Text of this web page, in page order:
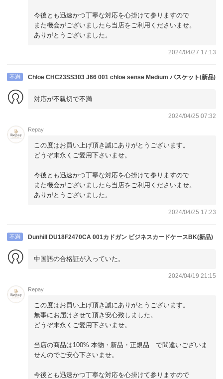
今後とも迅速かつ丁寧な対応を心掛けて参りますので
また機会がございましたら当店をご利用くださいませ。
ありがとうございました。
2024/04/27 17:13
不満 Chloe CHC23SS303 J66 001 chloe sense Medium バスケット(新品)
対応が不親切で不満
2024/04/25 07:32
Repay
この度はお買い上げ頂き誠にありがとうございます。
どうぞ末永くご愛用下さいませ。
今後とも迅速かつ丁寧な対応を心掛けて参りますので
また機会がございましたら当店をご利用くださいませ。
ありがとうございました。
2024/04/25 17:23
不満 Dunhill DU18F2470CA 001カドガン ビジネスカードケースBK(新品)
中国語の合格証が入っていた。
2024/04/19 21:15
Repay
この度はお買い上げ頂き誠にありがとうございます。
無事にお届けさせて頂き安心致しました。
どうぞ末永くご愛用下さいませ。
当店の商品は100% 本物・新品・正規品 で間違いございま
せんのでご安心下さいませ。
今後とも迅速かつ丁寧な対応を心掛けて参りますので